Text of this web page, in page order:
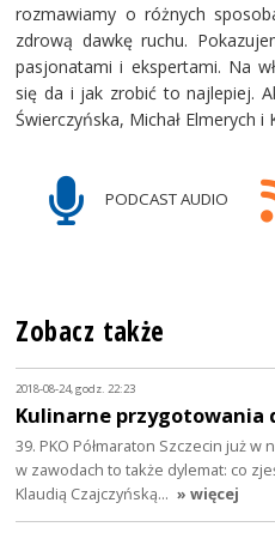
rozmawiamy o różnych
zdrową dawkę ruchu.
pasjonatami i ekspertami. Na
się da i jak zrobić to najlepiej.
Świerczyńska, Michał Elmerych i
PODCAST AUDIO
Zobacz także
2018-08-24, godz. 22:23
Kulinarne przygotowania
39. PKO Półmaraton Szczecin już
w zawodach to także dylemat: co
Klaudią Czajczyńską… » więcej